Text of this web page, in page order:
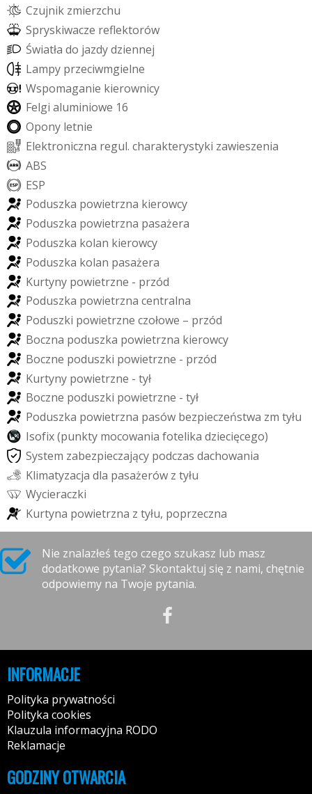
Czujnik zmierzchu
Spryskiwacze refektorów
Światła do jazdydziennej
Lampy przeciwmgielne
Wspomaganie kierownicy
Felgi aluminiowe 16
Opony letnie
Elektroniczna regul. charakterystyki zawieszenia
ABS
ESP
Poduszka powietrzna kierowcy
Poduszka powietrzna pasażera
Poduszka kolan kierowcy
Poduszka kolan pasażera
Kurtyny powietrzne - przód
Poduszka powietrzna centralna
Poduszki powietrzne czołowe – przód
Boczna poduszka powietrzna kierowcy
Boczne poduszki powietrzne - przód
Kurtyny powietrzne - tył
Boczne poduszki powietrzne - tył
Poduszka powietrzna pasów bezpieczeństwa zm tyłu
Isofix(punkty mocowania fotelika dziecięcego)
System zabezpieczający podczas dachowania
Klimatyzacja dla pasażerów z tyłu
Wycieraczki
Kurtyna powietrzna z tyłu, poprzeczna
Nie znalazłeś tego czego szukasz lub masz
dodatkowe pytania? Skontaktuj się z nami, chętnie
odpowiemy na Twoje pytania.
INFORMACJE
Polityka prywatności
Polityka cookies
Klauzula informacyjna RODO
Reklamacje
GODZINY OTWARCIA